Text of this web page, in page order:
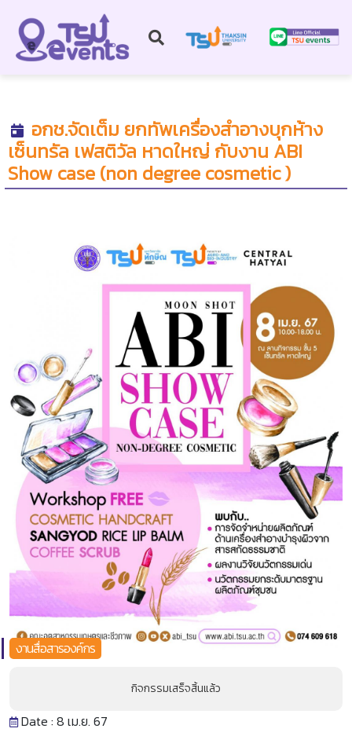
อกช.จัดเต็ม ยกทัพเครื่องสำอางบุกห้าง
เซ็นทรัล เฟสติวัล หาดใหญ่ กับงาน ABI
Show case (non degree cosmetic )
งานสื่อสารองค์กร
กิจกรรมเสร็จสิ้นแล้ว
Date : 8 เม.ย. 67